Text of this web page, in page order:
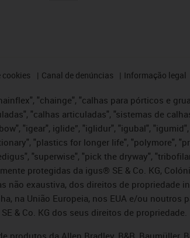
Canal de denúncias Informação legal
"chainge", "calhas para pórticos e
"calhas articuladas", "sistemas de
"igear", iglide”, "iglidur", "igubal",
"plastics for longer life", "polymore",
"superwise", "pick the dryway",
protegidas da igus® SE & Co. KG,
não exaustiva, dos direitos de propriedade
na União Europeia, nos EUA e/ou
& Co. KG dos seus direitos de propriedade.
produtos da Allen Bradley, B&R, Baumüller,